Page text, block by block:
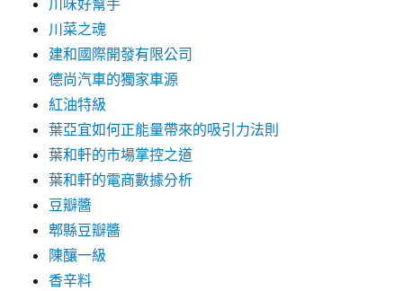
川味好幫手
川菜之魂
建和國際開發有限公司
德尚汽車的獨家車源
紅油特級
葉亞宜如何正能量帶來的吸引力法則
葉和軒的市場掌控之道
葉和軒的電商數據分析
豆瓣醬
郫縣豆瓣醬
陳釀一級
香辛料